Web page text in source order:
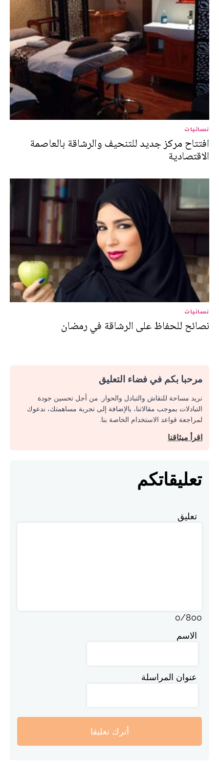
نسائيات
افتتاح مركز جديد للتنحيف والرشاقة بالعاصمة
الاقتصادية
نسائيات
نصائح للحفاظ على الرشاقة في رمضان
مرحبا بكم في فضاء التعليق
نريد مساحة للنقاش والتبادل والحوار. من أجل تحسين جودة
التبادلات بموجب مقالاتنا، بالإضافة إلى تجربة مساهمتك، ندعوك
لمراجعة قواعد الاستخدام الخاصة بنا.
اقرأ ميثاقنا
تعليقاتكم
تعليق
0/800
الاسم
عنوان المراسلة
أترك تعليقا